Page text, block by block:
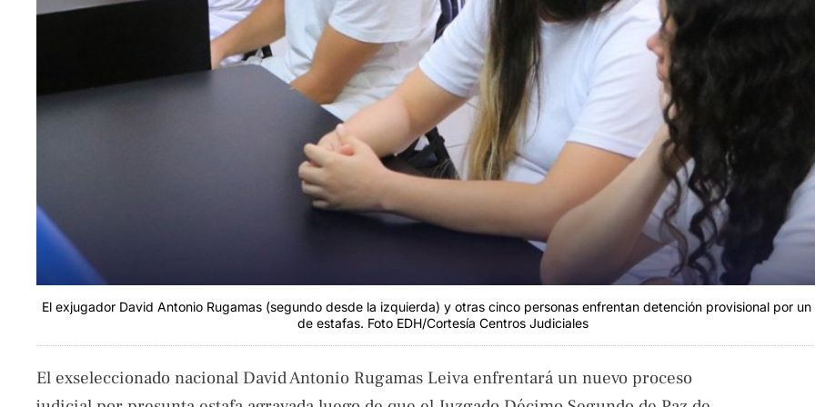
El exjugador David Antonio Rugamas (segundo desde la izquierda) y otras cinco personas enfrentan detención provisional por un
de estafas. Foto EDH/Cortesía Centros Judiciales
El exseleccionado nacional David Antonio Rugamas Leiva enfrentará un nuevo proceso